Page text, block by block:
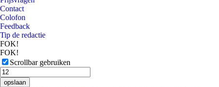
Contact
Colofon
Feedback
Tip de redactie
FOK!
FOK!
Scrollbar gebruiken
opslaan